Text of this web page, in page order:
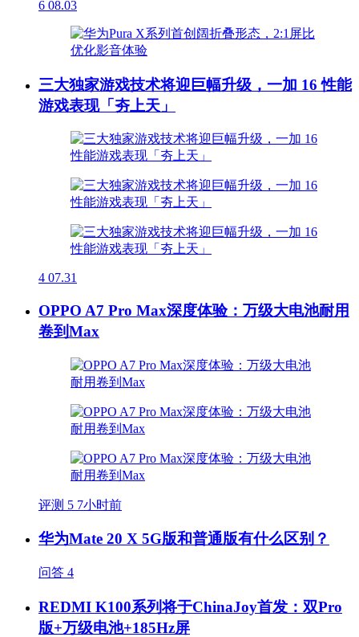
6 08.03
三大独家游戏技术将迎巨幅升级，一加 16 性能
游戏表现「夯上天」
4 07.31
OPPO A7 Pro Max深度体验：万级大电池耐用
卷到Max
评测 5 7小时前
华为Mate 20 X 5G版和普通版有什么区别？
问答 4
REDMI K100系列将于ChinaJoy首发：双Pro
版+万级电池+185Hz屏